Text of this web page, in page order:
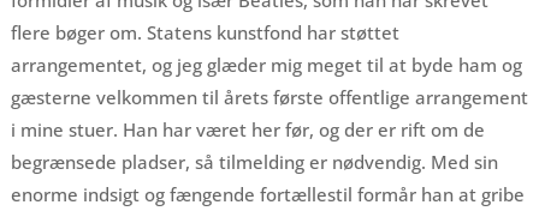
flere bøger om. Statens kunstfond har støttet
arrangementet, og jeg glæder mig meget til at byde ham og
gæsterne velkommen til årets første offentlige arrangement
i mine stuer. Han har været her før, og der er rift om de
begrænsede pladser, så tilmelding er nødvendig. Med sin
enorme indsigt og fængende fortællestil formår han at gribe